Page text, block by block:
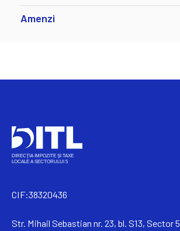
Amenzi
CIF:38320436
Str. Mihail Sebastian nr. 23, bl. S13, Sector 5